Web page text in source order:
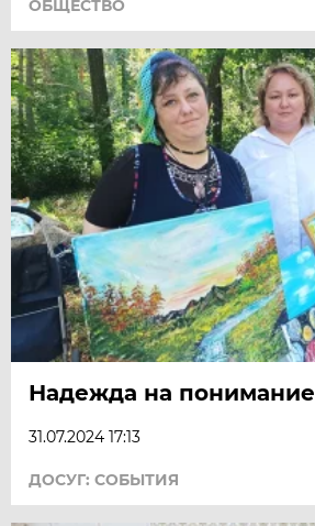
ОБЩЕСТВО
Надежда на понимание
31.07.2024 17:13
ДОСУГ: СОБЫТИЯ